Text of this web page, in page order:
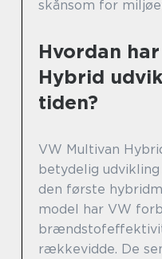
skånsom for
Hvordan
Hybrid
tiden?
VW Multivan
betydelig
den første
model har VW
rækkevidde. De